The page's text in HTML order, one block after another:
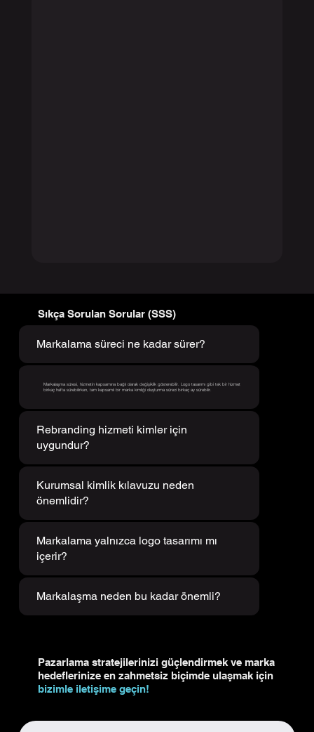
Sıkça Sorulan Sorular (SSS)
Markalama süreci ne kadar sürer?
Markalaşma süresi, hizmetin kapsamına bağlı olarak değişiklik gösterebilir. Logo tasarımı gibi tek bir hizmet
birkaç hafta sürebilirken, tam kapsamlı bir marka kimliği oluşturma süreci birkaç ay sürebilir.
Rebranding hizmeti kimler için
uygundur?
Kurumsal kimlik kılavuzu neden
önemlidir?
Markalama yalnızca logo tasarımı mı
içerir?
Markalaşma neden bu kadar önemli?
Pazarlama stratejilerinizi güçlendirmek ve marka
hedeflerinize en zahmetsiz biçimde ulaşmak için
bizimle iletişime geçin!